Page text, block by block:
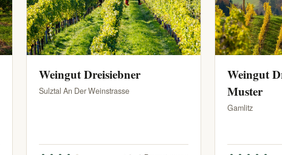
Weingut Dreisiebner
Sulztal An Der Weinstrasse
Weingut
Muster
Gamlitz